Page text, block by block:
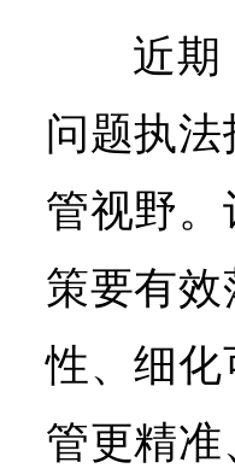
近期
问题执
管视野
策要有
性、细
管更精